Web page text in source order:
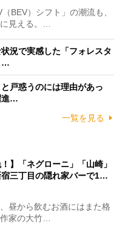
BEV）シフト」の潮流も、
見える。…
況で実感した「フォレスタ
…
戸惑うのには理由があっ
進…
一覧を見る
】「ネグローニ」「山崎」
宿三丁目の隠れ家バーで1…
昼から飲むお酒にはまた格
家の大竹…